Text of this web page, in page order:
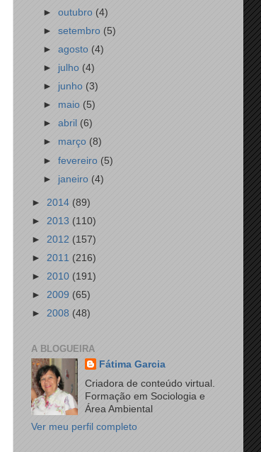
►outubro (4)
►setembro (5)
►agosto(4)
► julho (4)
► junho (3)
► maio (5)
►abril(6)
► março (8)
►fevereiro (5)
► janeiro (4)
► 2014 (89)
► 2013 (110)
► 2012 (157)
► 2011 (216)
► 2010 (191)
► 2009 (65)
► 2008 (48)
A BLOGUEIRA
Fátima Garcia
Criadora de conteúdo virtual.
Formação em Sociologia e
Área Ambiental
Ver meu perfil completo